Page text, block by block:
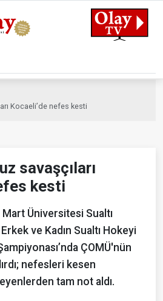
Kocaeli’de nefes kesti
savaşçıları
kesti
Üniversitesi Sualtı
ve Kadın Sualtı Hokeyi
ÇOMÜ'nün
nefesleri kesen
tam not aldı.